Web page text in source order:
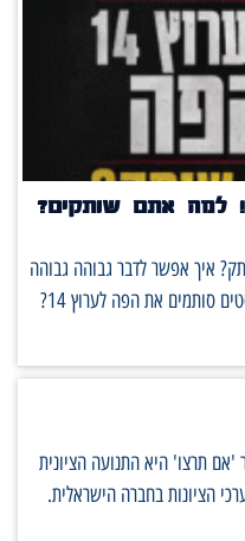
איך אפשר לדבר גבוהה גבוהה
על טוהר הבחירות ומנגד לשתוק כשאנרכיסטים סותמים את הפה לערוץ 14?
'אם תרצו' היא התנועה הציונית
הציונות בחברה הישראלית.